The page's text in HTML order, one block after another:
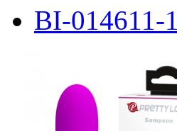
BI-014611-1